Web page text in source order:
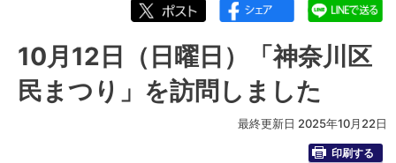
フォトダイアリー 2025年度
フォトダイアリー 2025年10月
10月12日（日曜日）「神奈川区民まつり」を訪問しました
10月12日（日曜日）「神奈川区
民まつり」を訪問しました
最終更新日 2025年10月22日
印刷する